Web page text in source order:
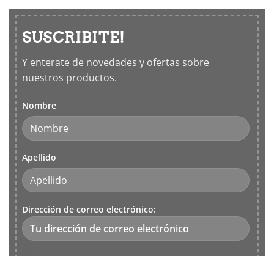
SUSCRIBITE!
Y enterate de novedades y ofertas sobre
nuestros productos.
Nombre
Apellido
Dirección de correo electrónico: